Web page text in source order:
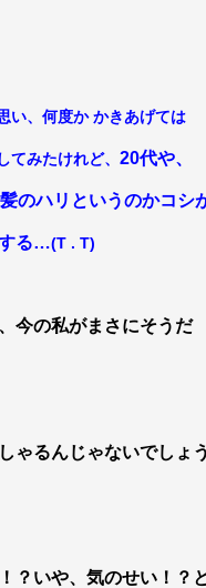
い、何度か かきあげては
てみたけれど、 20代や、
のハリというのかコシ
する…(T . T)
今の私がまさにそうだ
ゃるんじゃないでしょ
？いや、気のせい！？